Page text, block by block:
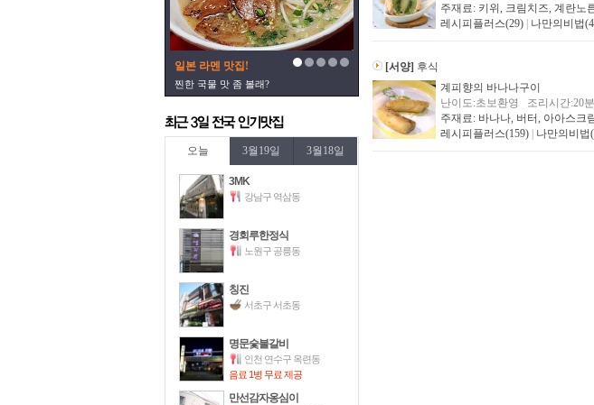
일본 라멘 맛집!
찐한 국물 맛 좀 볼래?
오늘 3월19일 3월18일
3MK
강남구 역삼동
경회루한정식
노원구 공릉동
칭진
서초구 서초동
명문숯불갈비
인천 연수구 옥련동
음료 1병 무료 제공
만선감자옹심이
주재료: 키위, 크림치즈, 계란노
레시피플러스(29)
나만의비법
[서양] 후식
계피향의 바나나구이
난이도:초보환영 조리시간:20
주재료: 바나나, 버터, 아아스크
레시피플러스(159)
나만의비법